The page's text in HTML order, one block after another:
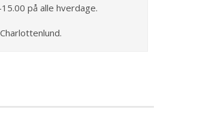
på alle hverdage.